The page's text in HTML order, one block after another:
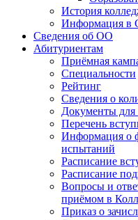
История
Информация в
Сведения об ОО
Абитуриентам
Приёмная
Специальности
Рейтинг
Сведения о
Документы для
Перечень
Информация о
испытаний
Расписание
Расписание
Вопросы и
приёмом в
Приказ о